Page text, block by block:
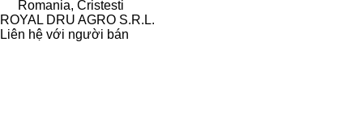
Romania, Cristesti
ROYAL DRU AGRO S.R.L.
Liên hệ với người bán